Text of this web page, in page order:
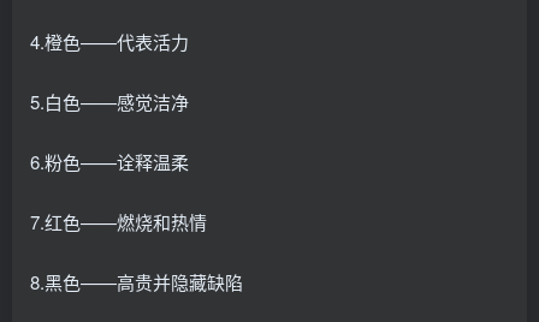
4.橙色——代表活力
5.白色——感觉洁净
6.粉色——诠释温柔
7.红色——燃烧和热情
8.黑色——高贵并隐藏缺陷